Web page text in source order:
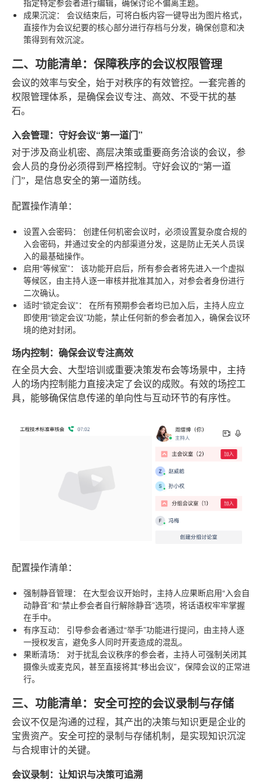
指定特定参会者进行编辑，确保讨论不偏离主题。
成果沉淀：
会议结束后，可将白板内容一键导出为图片格式，
直接作为会议纪要的核心部分进行存档与分发，确保创意和决
策得到有效沉淀。
二、功能清单：保障秩序的会议权限管理
会议的效率与安全，始于对秩序的有效管控。一套完善的
权限管理体系，是确保会议专注、高效、不受干扰的基
石。
入会管理：守好会议“第一道门”
对于涉及商业机密、高层决策或重要商务洽谈的会议，参
会人员的身份必须得到严格控制。守好会议的“第一道
门”，是信息安全的第一道防线。
配置操作清单：
设置入会密码：
创建任何机密会议时，必须设置复杂度合规的
入会密码，并通过安全的内部渠道分发，这是防止无关人员误
入的最基础操作。
启用“等候室”：
该功能开启后，所有参会者将先进入一个虚拟
等候区，由主持人逐一审核并批准其加入，对参会者身份进行
二次确认。
适时“锁定会议”：
在所有预期参会者均已加入后，主持人应立
即使用“锁定会议”功能，禁止任何新的参会者加入，确保会议环
境的绝对封闭。
场内控制：确保会议专注高效
在全员大会、大型培训或重要决策发布会等场景中，主持
人的场内控制能力直接决定了会议的成败。有效的场控工
具，能够确保信息传递的单向性与互动环节的有序性。
配置操作清单：
强制静音管理：
在大型会议开始时，主持人应果断启用“入会自
动静音”和“禁止参会者自行解除静音”选项，将话语权牢牢掌握
在手中。
有序互动：
引导参会者通过“举手”功能进行提问，由主持人逐
一授权发言，避免多人同时开麦造成的混乱。
果断清场：
对于扰乱会议秩序的参会者，主持人可强制关闭其
摄像头或麦克风，甚至直接将其“移出会议”，保障会议的正常进
行。
三、功能清单：安全可控的会议录制与存储
会议不仅是沟通的过程，其产出的决策与知识更是企业的
宝贵资产。安全可控的录制与存储机制，是实现知识沉淀
与合规审计的关键。
会议录制：让知识与决策可追溯